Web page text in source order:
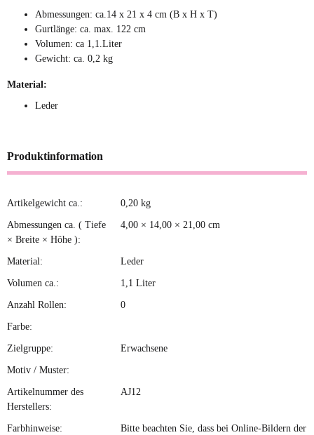
Abmessungen: ca.14 x 21 x 4 cm (B x H x T)
Gurtlänge: ca. max. 122 cm
Volumen: ca 1,1.Liter
Gewicht: ca. 0,2 kg
Material:
Leder
Produktinformation
Produkteigenschaft
Wert
Artikelgewicht ca.: 0,20 kg
Abmessungen ca. ( Tiefe
× Breite × Höhe ):
4,00 × 14,00 × 21,00 cm
Material: Leder
Volumen ca.: 1,1 Liter
Anzahl Rollen: 0
Farbe:
Zielgruppe: Erwachsene
Motiv / Muster:
Artikelnummer des
Herstellers:
AJ12
Farbhinweise:
Bitte beachten Sie, dass bei Online-Bildern der